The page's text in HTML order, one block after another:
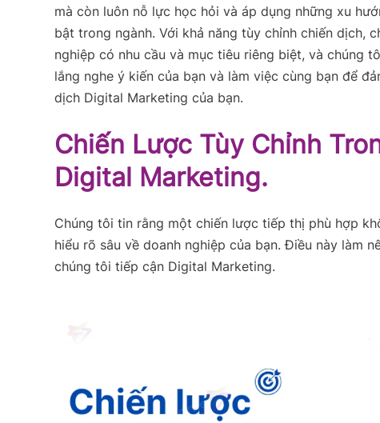
mà còn luôn nỗ lực học hỏi và áp dụng những xu
bật trong ngành. Với khả năng tùy chỉnh chiến dịch,
nghiệp có nhu cầu và mục tiêu riêng biệt, và chúng
lắng nghe ý kiến của bạn và làm việc cùng bạn để
dịch Digital Marketing của bạn.
Chiến Lược Tùy Chỉnh
Digital Marketing.
Chúng tôi tin rằng một chiến lược tiếp thị phù hợp
hiểu rõ sâu về doanh nghiệp của bạn. Điều này làm
chúng tôi tiếp cận Digital Marketing.